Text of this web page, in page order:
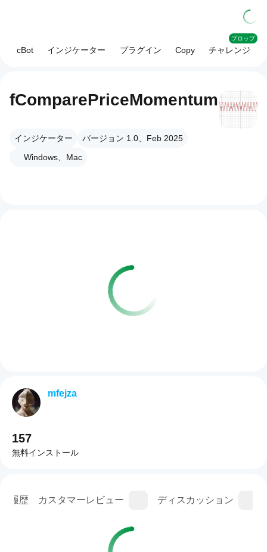
cBot インジケーター プラグイン Copy チャレンジ
プロップ
fComparePriceMomentum
インジケーター
バージョン 1.0、Feb 2025
Windows、Mac
履歴 カスタマーレビュー ディスカッション
mfejza
157
無料インストール